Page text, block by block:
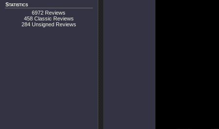
Statistics
6972 Reviews
458 Classic Reviews
284 Unsigned Reviews